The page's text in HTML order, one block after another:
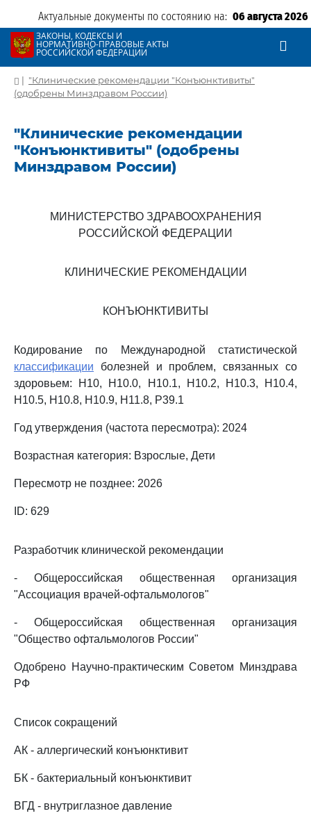
Актуальные документы по состоянию на: 06 августа 2026
ЗАКОНЫ, КОДЕКСЫ И
НОРМАТИВНО-ПРАВОВЫЕ АКТЫ
РОССИЙСКОЙ ФЕДЕРАЦИИ
| "Клинические рекомендации "Конъюнктивиты"
(одобрены Минздравом России)
"Клинические рекомендации
"Конъюнктивиты" (одобрены
Минздравом России)
МИНИСТЕРСТВО ЗДРАВООХРАНЕНИЯ
РОССИЙСКОЙ ФЕДЕРАЦИИ
КЛИНИЧЕСКИЕ РЕКОМЕНДАЦИИ
КОНЪЮНКТИВИТЫ
Кодирование по Международной статистической
классификации болезней и проблем, связанных со
здоровьем: H10, H10.0, H10.1, H10.2, H10.3, H10.4,
H10.5, H10.8, H10.9, H11.8, P39.1
Год утверждения (частота пересмотра): 2024
Возрастная категория: Взрослые, Дети
Пересмотр не позднее: 2026
ID: 629
Разработчик клинической рекомендации
- Общероссийская общественная организация
"Ассоциация врачей-офтальмологов"
- Общероссийская общественная организация
"Общество офтальмологов России"
Одобрено Научно-практическим Советом Минздрава
РФ
Список сокращений
АК - аллергический конъюнктивит
БК - бактериальный конъюнктивит
ВГД - внутриглазное давление